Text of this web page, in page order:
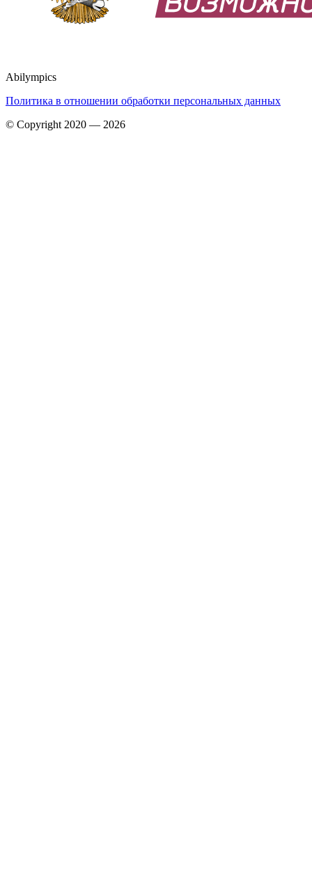
Abilympics
Политика в отношении обработки персональных данных
© Copyright 2020 — 2026